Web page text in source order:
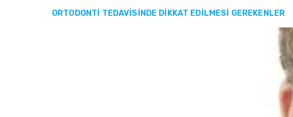
ORTODONTİ TEDAVİSİNDE DİKKAT EDİLMESİ GEREKENLER